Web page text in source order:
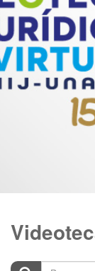
Buscar...